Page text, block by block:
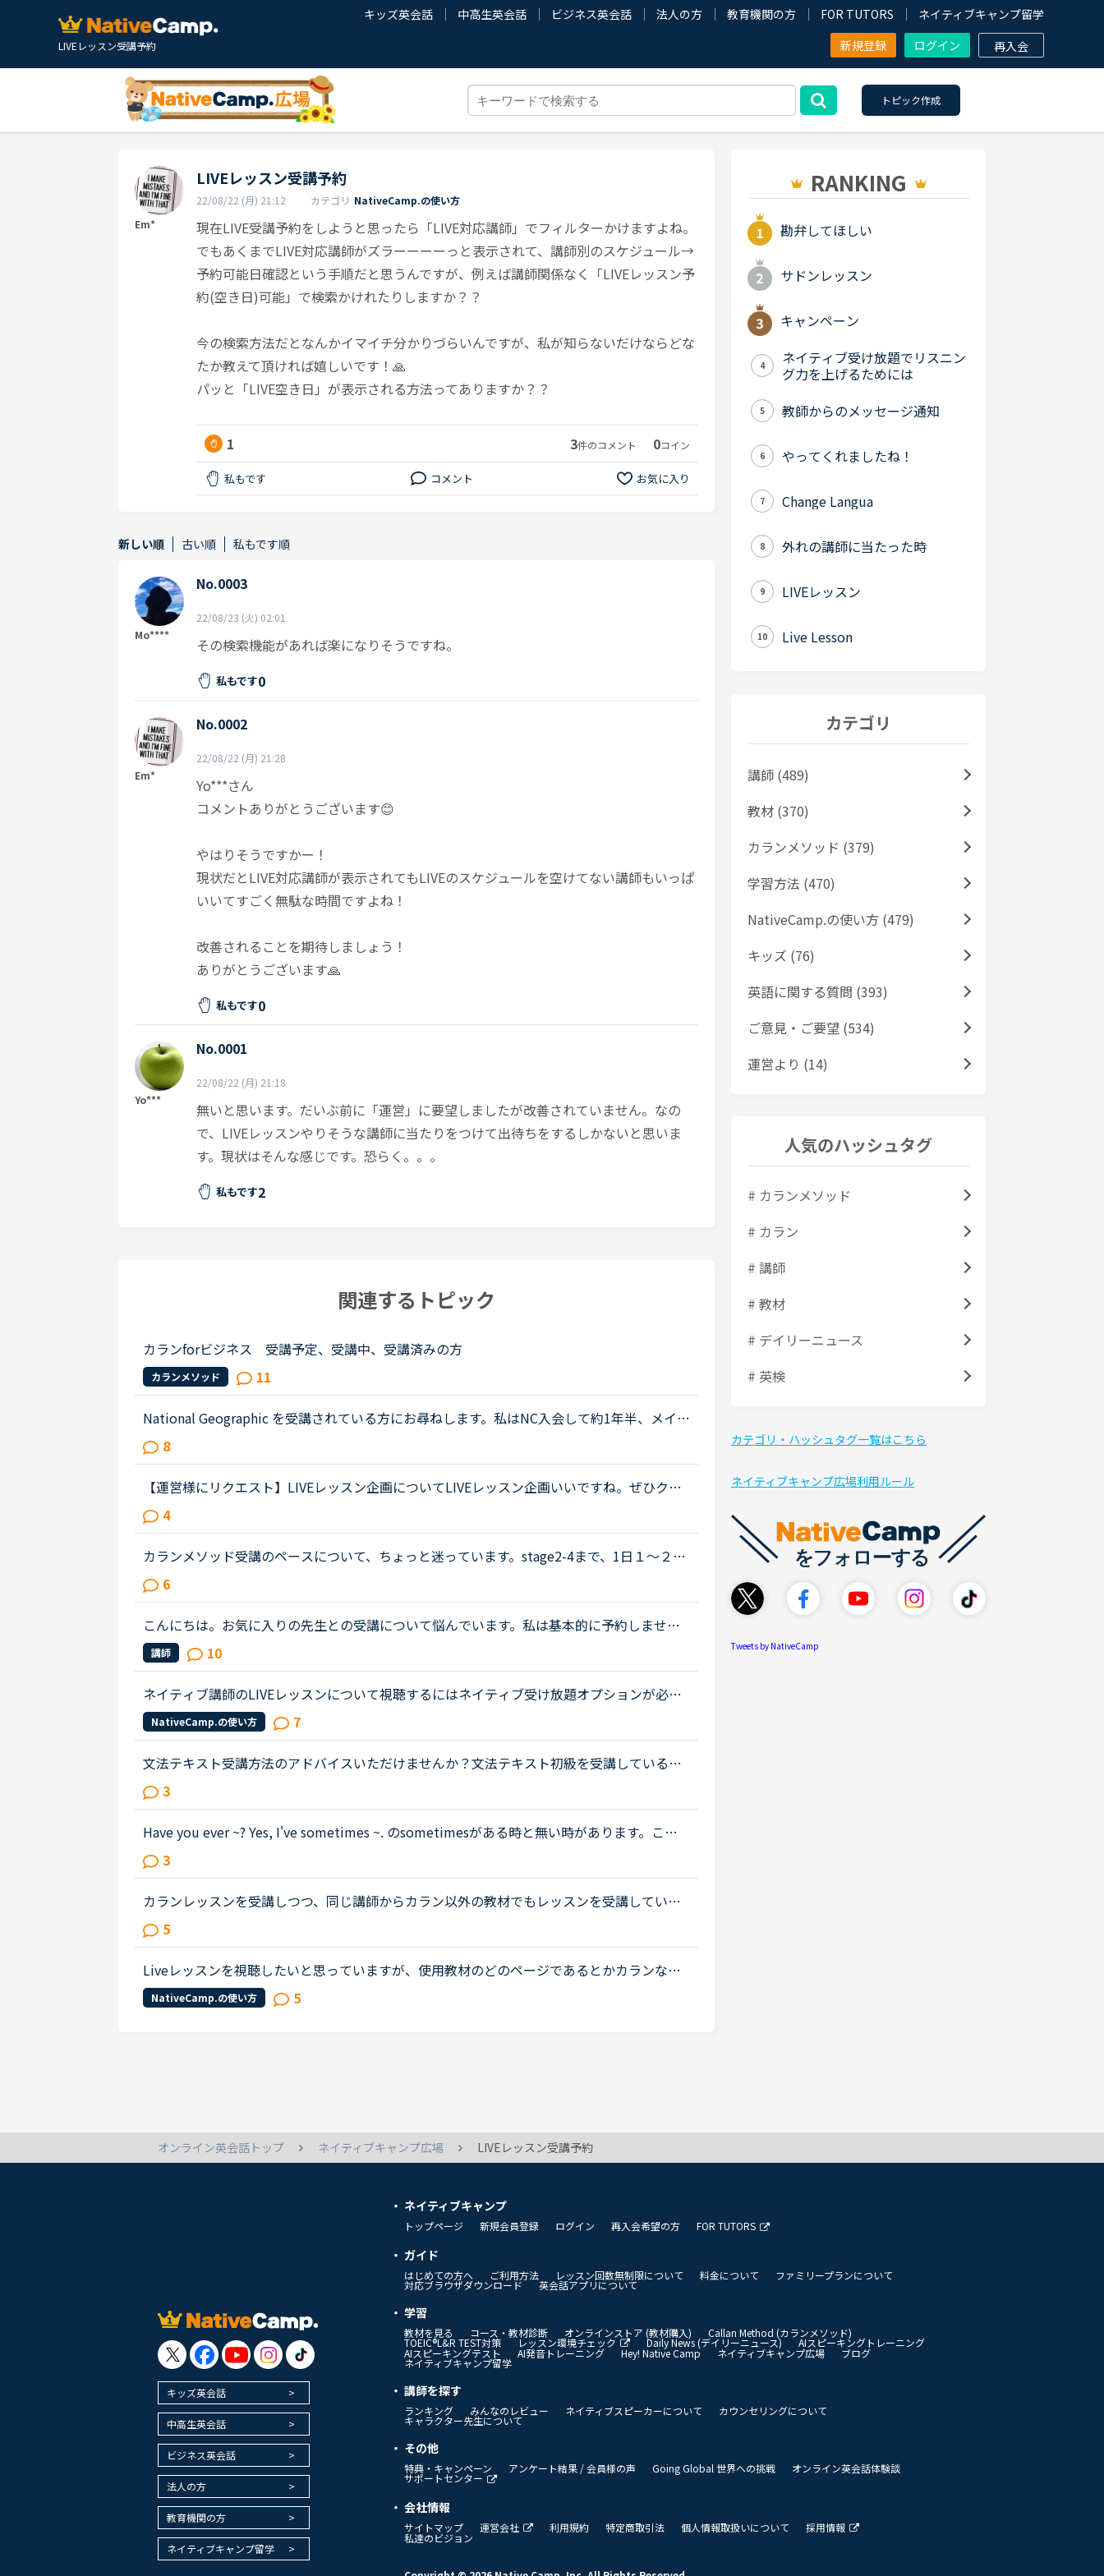
LIVEレッスン受講予約
キッズ英会話 中高生英会話 ビジネス英会話 法人の方 教育機関の方 FOR TUTORS
ネイティブキャンプ留学
新規登録
ログイン 再入会
トピック作成
Em*
LIVEレッスン受講予約
22/08/22 (月) 21:12 カテゴリ NativeCamp.の使い方
現在LIVE受講予約をしようと思ったら「LIVE対応講師」でフィルターかけますよね。
でもあくまでLIVE対応講師がズラーーーーっと表示されて、講師別のスケジュール→
予約可能日確認という手順だと思うんですが、例えば講師関係なく「LIVEレッスン予
約(空き日)可能」で検索かけれたりしますか？？
今の検索方法だとなんかイマイチ分かりづらいんですが、私が知らないだけならどな
たか教えて頂ければ嬉しいです！🙏
パッと「LIVE空き日」が表示される方法ってありますか？？
1 3件のコメント 0コイン
私もです コメント お気に入り
新しい順 古い順 私もです順
Mo****
No.0003
22/08/23 (火) 02:01
その検索機能があれば楽になりそうですね。
私もです0
Em*
No.0002
22/08/22 (月) 21:28
Yo***さん
コメントありがとうございます😊
やはりそうですかー！
現状だとLIVE対応講師が表示されてもLIVEのスケジュールを空けてない講師もいっぱ
いいてすごく無駄な時間ですよね！
改善されることを期待しましょう！
ありがとうございます🙏
私もです0
Yo***
No.0001
22/08/22 (月) 21:18
無いと思います。だいぶ前に「運営」に要望しましたが改善されていません。なの
で、LIVEレッスンやりそうな講師に当たりをつけて出待ちをするしかないと思いま
す。現状はそんな感じです。恐らく。。。
私もです2
関連するトピック
カランforビジネス 受講予定、受講中、受講済みの方
カランメソッド 11
National Geographic を受講されている方にお尋ねします。私はNC入会して約1年半、メイン
で受講しているのはカランメソッドで、ほぼ毎日受講しています。それ以外には不定期で、
世界一周旅行、TOEIC600、スタサプ...
8
【運営様にリクエスト】LIVEレッスン企画についてLIVEレッスン企画いいですね。ぜひクリ
ステル先生をリクエストします。夜の時間に予約しようとしようとしても、予約スケジュー
ルを更新してから10秒で予約がうま...
4
カランメソッド受講のペースについて、ちょっと迷っています。stage2-4まで、1日１～２レ
ッスン受講し、合間に半分お楽しみで、ナショナルジオグラフィック、5分間単語クイズなど
(予習・復習、ディスカッションが...
6
こんにちは。お気に入りの先生との受講について悩んでいます。私は基本的に予約しませ
ん。時間が自由になる仕事なので受講したいと思えば好きな時に出来ると言う事と、コイン
購入のお金の余裕がない為です。お気...
講師 10
ネイティブ講師のLIVEレッスンについて視聴するにはネイティブ受け放題オプションが必要
なのでしょうか？LIVEレッスンを予約して受講するにもオプションに入っている必要がある
のでしょうか？
NativeCamp.の使い方 7
文法テキスト受講方法のアドバイスいただけませんか？文法テキスト初級を受講しているの
ですが、1回のレッスンで1レッスン分終えれることがほぼありません。Exerciseの答えをレ
ッスン前に考えておいても、最後のF...
3
Have you ever ~? Yes, I've sometimes ~. のsometimesがある時と無い時があります。この
違いは過去の時はsometimesをつけると言われたのですが、以下２つの例は両方過去にあっ
た出来事についてと思うのですが、...
3
カランレッスンを受講しつつ、同じ講師からカラン以外の教材でもレッスンを受講している
かたにお尋ねします。私は現状stage8で、これまでカラン以外のレッスンはほとんどサドン
で様々な講師から受講していました...
5
Liveレッスンを視聴したいと思っていますが、使用教材のどのページであるとかカランなら
どのステージなのかはどこでわかるのですか？ 視聴する、をタッチして進めていくとみえ
るのでしょうか？せっかくなので自...
NativeCamp.の使い方 5
RANKING
勘弁してほしい
サドンレッスン
キャンペーン
4
ネイティブ受け放題でリスニン
グ力を上げるためには
5 教師からのメッセージ通知
6 やってくれましたね！
7 Change Langua
8 外れの講師に当たった時
9 LIVEレッスン
10 Live Lesson
カテゴリ
講師 (489)
教材 (370)
カランメソッド (379)
学習方法 (470)
NativeCamp.の使い方 (479)
キッズ (76)
英語に関する質問 (393)
ご意見・ご要望 (534)
運営より (14)
人気のハッシュタグ
# カランメソッド
# カラン
# 講師
# 教材
# デイリーニュース
# 英検
カテゴリ・ハッシュタグ一覧はこちら
ネイティブキャンプ広場利用ルール
Tweets by NativeCamp
オンライン英会話トップ ネイティブキャンプ広場 LIVEレッスン受講予約
キッズ英会話
中高生英会話
ビジネス英会話
法人の方
教育機関の方
ネイティブキャンプ留学
ネイティブキャンプ
トップページ 新規会員登録 ログイン 再入会希望の方 FOR TUTORS
ガイド
はじめての方へ ご利用方法 レッスン回数無制限について 料金について ファミリープランについて
対応ブラウザダウンロード 英会話アプリについて
学習
教材を見る コース・教材診断 オンラインストア (教材購入) Callan Method (カランメソッド)
TOEIC®L&R TEST対策 レッスン環境チェック Daily News (デイリーニュース)
AIスピーキングトレーニング
AIスピーキングテスト
AI発音トレーニング Hey! Native Camp ネイティブキャンプ広場 ブログ
ネイティブキャンプ留学
講師を探す
ランキング みんなのレビュー ネイティブスピーカーについて カウンセリングについて
キャラクター先生について
その他
特典・キャンペーン アンケート結果 / 会員様の声 Going Global 世界への挑戦 オンライン英会話体験談
サポートセンター
会社情報
サイトマップ 運営会社 利用規約 特定商取引法 個人情報取扱いについて 採用情報
私達のビジョン